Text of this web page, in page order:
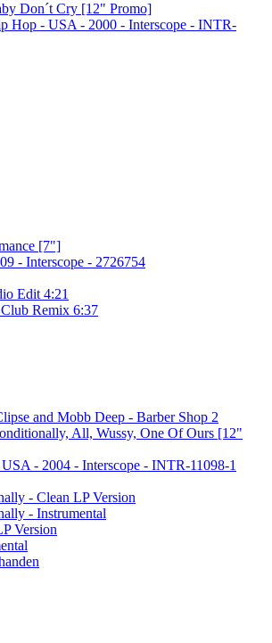
Don´t Cry [12" Promo]
Hop - USA - 2000 - Interscope - INTR-
[7"]
- Interscope - 2726754
Edit 4:21
Remix 6:37
and Mobb Deep - Barber Shop 2
All, Wussy, One Of Ours [12"
- 2004 - Interscope - INTR-11098-1
- Clean LP Version
- Instrumental
Version